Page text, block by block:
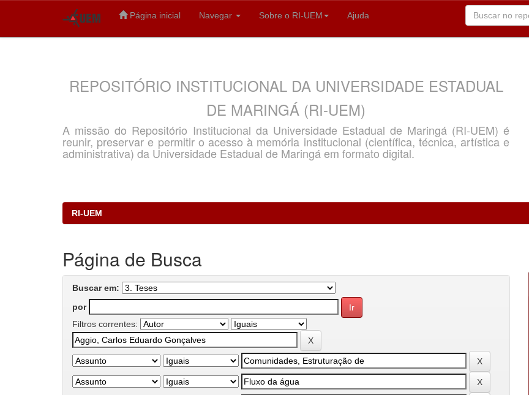
Página inicial Navegar Sobre o RI-UEM Ajuda
REPOSITÓRIO INSTITUCIONAL DA UNIVERSIDADE ESTADUAL
DE MARINGÁ (RI-UEM)
A missão do Repositório Institucional da Universidade Estadual de Maringá (RI-UEM) é
reunir, preservar e permitir o acesso à memória institucional (científica, técnica, artística e
administrativa) da Universidade Estadual de Maringá em formato digital.
RI-UEM
Página de Busca
Buscar em:
por
Filtros correntes: